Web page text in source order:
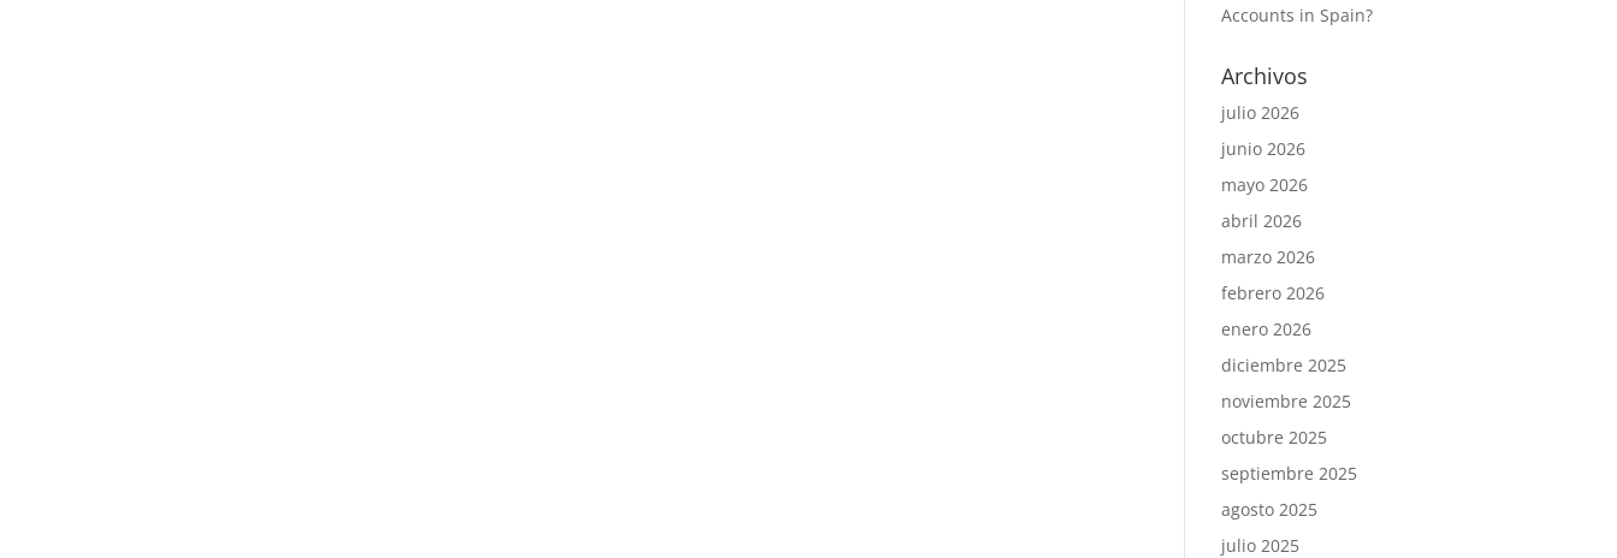
Accounts in Spain?
Archivos
julio 2026
junio 2026
mayo 2026
abril 2026
marzo 2026
febrero 2026
enero 2026
diciembre 2025
noviembre 2025
octubre 2025
septiembre 2025
agosto 2025
julio 2025